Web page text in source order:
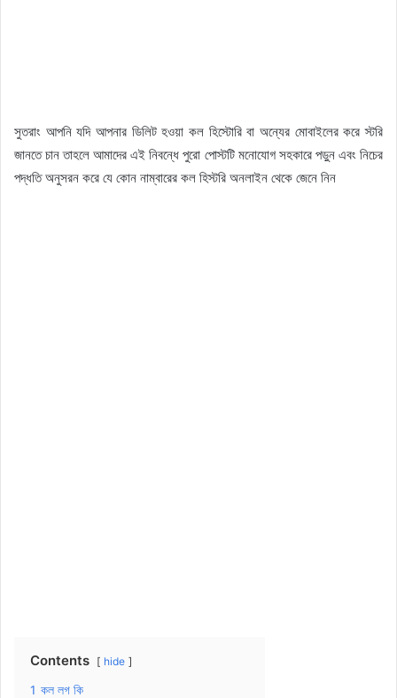
সুতরাং আপনি যদি আপনার ডিলিট হওয়া কল হিস্টোরি বা অন্যের মোবাইলের করে স্টরি
জানতে চান তাহলে আমাদের এই নিবন্ধে পুরো পোস্টটি মনোযোগ সহকারে পড়ুন এবং নিচের
পদ্ধতি অনুসরন করে যে কোন নাম্বারের কল হিস্টরি অনলাইন থেকে জেনে নিন
Contents hide
1 কল লগ কি